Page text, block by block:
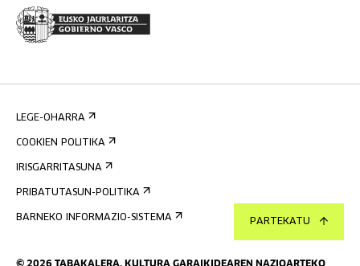
PARTEKATU
LEGE-OHARRA
COOKIEN POLITIKA
IRISGARRITASUNA
PRIBATUTASUN-POLITIKA
BARNEKO INFORMAZIO-SISTEMA